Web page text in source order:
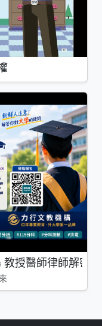
授醫師律師解密